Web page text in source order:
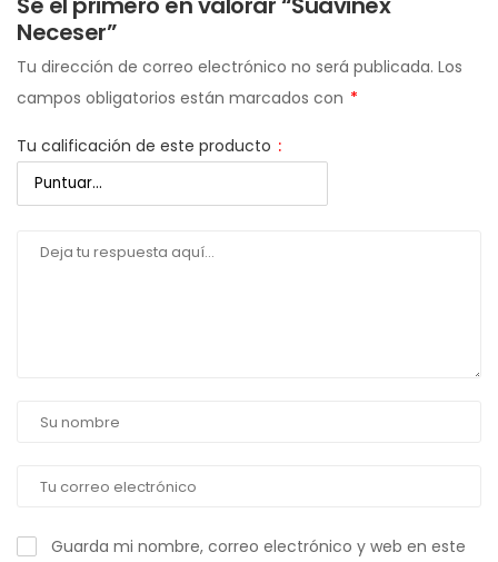
Neceser”
Tu dirección de correo electrónico no será publicada. Los
campos obligatorios están marcados con *
Tu calificación de este producto :
Guarda mi nombre, correo electrónico y web en este